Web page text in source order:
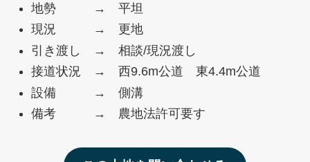
地勢 → 平坦
現況 → 更地
引き渡し → 相談/現況渡し
接道状況 → 西9.6m公道 東4.4m公道
設備 → 側溝
備考 → 農地法許可要す